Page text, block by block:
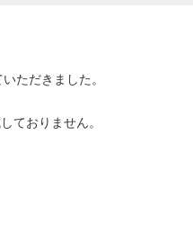
ただきました。
ておりません。